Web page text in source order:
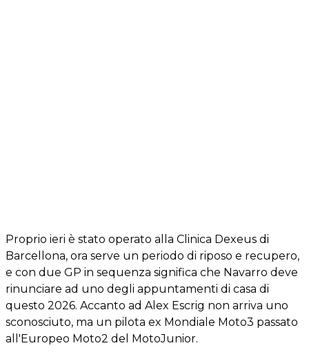
Proprio ieri è stato operato alla Clinica Dexeus di
Barcellona, ora serve un periodo di riposo e recupero,
e con due GP in sequenza significa che Navarro deve
rinunciare ad uno degli appuntamenti di casa di
questo 2026. Accanto ad Alex Escrig non arriva uno
sconosciuto, ma un pilota ex Mondiale Moto3 passato
all'Europeo Moto2 del MotoJunior.